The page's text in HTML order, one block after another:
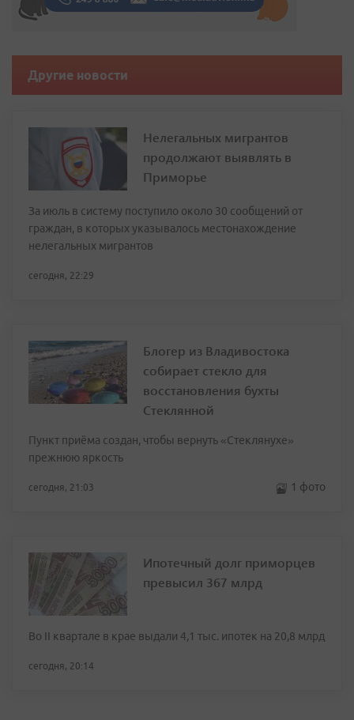
Другие новости
Нелегальных мигрантов
продолжают выявлять в
Приморье
За июль в систему поступило около 30 сообщений от
граждан, в которых указывалось местонахождение
нелегальных мигрантов
сегодня, 22:29
Блогер из Владивостока
собирает стекло для
восстановления бухты
Стеклянной
Пункт приёма создан, чтобы вернуть «Стеклянухе»
прежнюю яркость
сегодня, 21:03 1 фото
Ипотечный долг приморцев
превысил 367 млрд
Во II квартале в крае выдали 4,1 тыс. ипотек на 20,8 млрд
сегодня, 20:14